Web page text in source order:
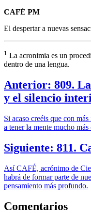
CAFÉ PM
El despertar a nuevas
1 La acronimia es un
dentro de una lengua.
Anterior: 809.
y el silencio
Si acaso creéis que con
a tener la mente mucho
Siguiente: 811.
Así CAFÉ, acrónimo de
habrá de formar parte de
pensamiento más profundo.
Comentarios